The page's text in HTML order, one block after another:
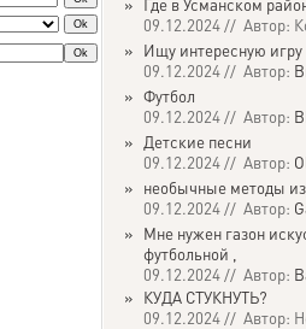
» Где в Усманском
09.12.2024 // Автор:
» Ищу интересную игру
09.12.2024 // Автор:
» Футбол
09.12.2024 // Автор:
» Детские песни
09.12.2024 // Автор:
» необычные методы
09.12.2024 // Автор:
» Мне нужен газон
футбольной ,
09.12.2024 // Автор:
» КУДА СТУКНУТЬ?
09.12.2024 // Автор: